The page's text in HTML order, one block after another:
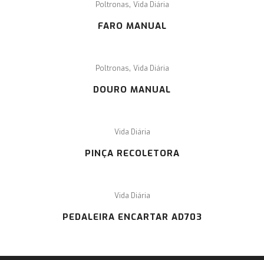
Poltronas, Vida Diária
FARO MANUAL
Poltronas, Vida Diária
DOURO MANUAL
Vida Diária
PINÇA RECOLETORA
Vida Diária
PEDALEIRA ENCARTAR AD703